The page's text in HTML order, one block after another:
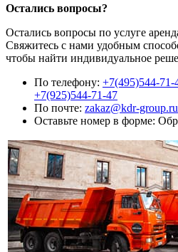
Остались вопросы?
Остались вопросы по услуге
Свяжитесь с нами удобным
чтобы найти индивидуальное
По телефону: +7(495)544-71-
+7(925)544-71-47
По почте: zakaz@kdr-group.ru
Оставьте номер в форме: